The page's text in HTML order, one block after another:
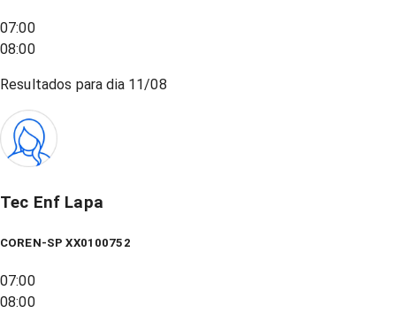
07:00
08:00
Resultados para dia 11/08
Tec Enf Lapa
COREN-SP XX0100752
07:00
08:00